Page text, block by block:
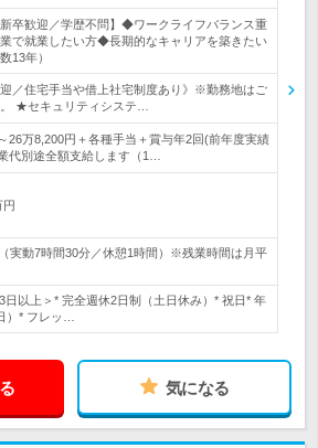
新卒歓迎／学歴不問】◆ワークライフバランス重
で就業したい方◆長期的なキャリアを築きたい
13年）
迎／住宅手当や借上社宅制度あり》※勤務地はご
★セキュリティシステ…
26万8,200円＋各種手当＋賞与年2回(前年度実績
代別途全額支給します（1…
円
実動7時間30分／休憩1時間）※残業時間は月平
日以上＞* 完全週休2日制（土日休み）* 祝日* 年
）* フレッ…
気になる